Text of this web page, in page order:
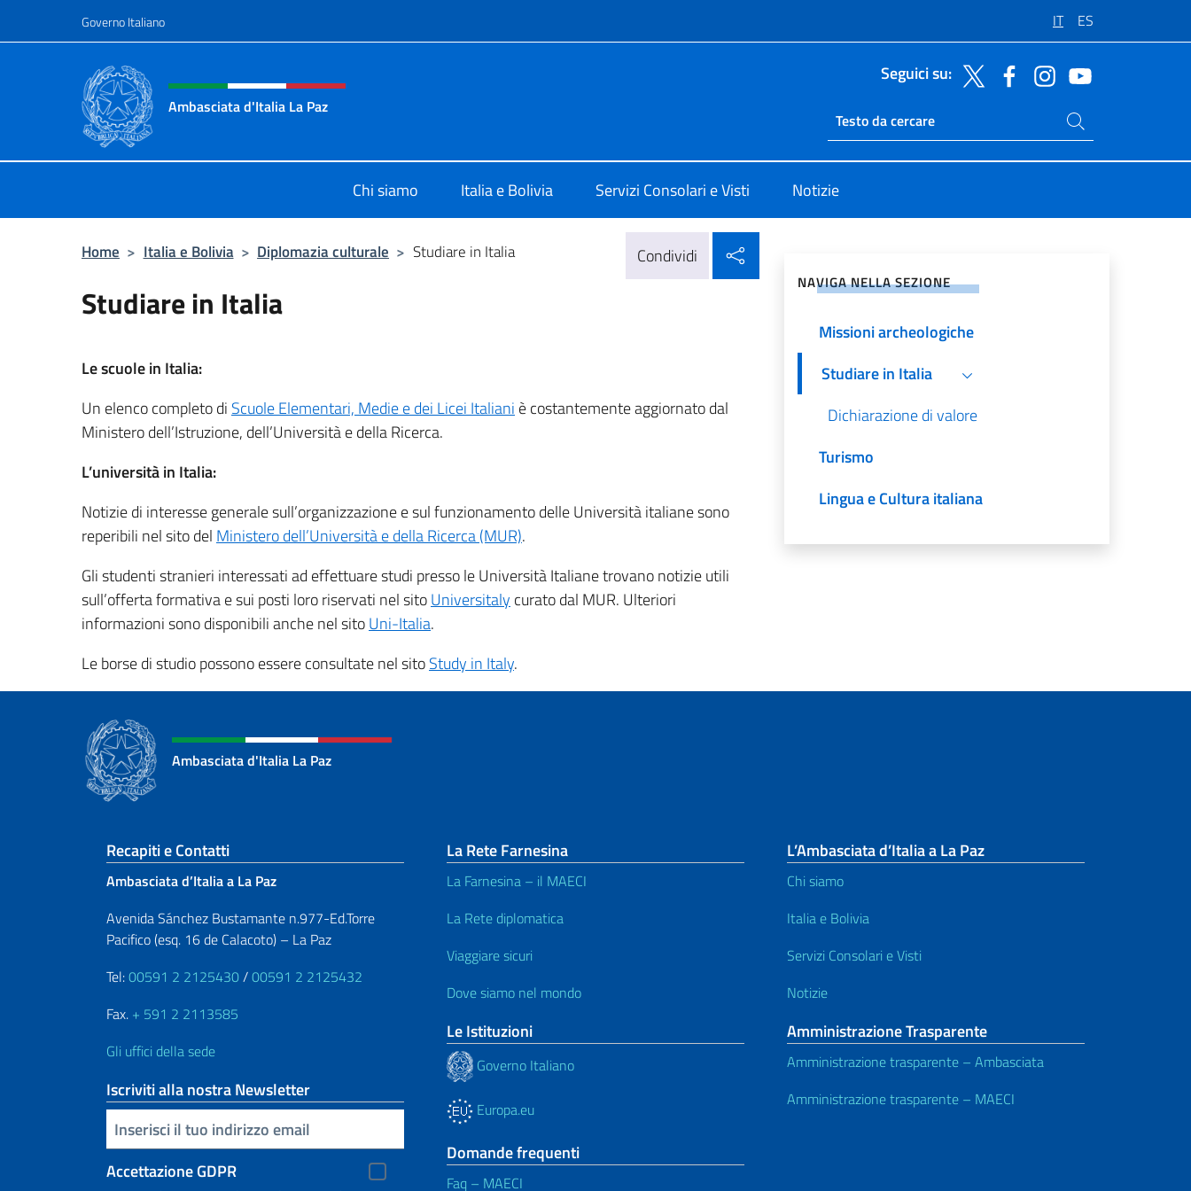
Governo Italiano IT ES
Intestazione sito, social e menù
Ambasciata d'Italia La Paz
Seguici su:
Ricerca sito live
Cerca nel sito
Chi siamo Italia e Bolivia Servizi Consolari e Visti Notizie
Home > Italia e Bolivia > Diplomazia culturale > Studiare in Italia Condividi
Studiare in Italia
Le scuole in Italia:
Un elenco completo di Scuole Elementari, Medie e dei Licei Italiani è costantemente aggiornato dal
Ministero dell’Istruzione, dell’Università e della Ricerca.
L’università in Italia:
Notizie di interesse generale sull’organizzazione e sul funzionamento delle Università italiane sono
reperibili nel sito del Ministero dell’Università e della Ricerca (MUR).
Gli studenti stranieri interessati ad effettuare studi presso le Università Italiane trovano notizie utili
sull’offerta formativa e sui posti loro riservati nel sitoUniversitaly curato dal MUR. Ulteriori
informazioni sono disponibili anche nel sitoUni-Italia.
Le borse di studio possono essere consultate nel sitoStudy in Italy.
NAVIGA NELLA SEZIONE
Missioni archeologiche
Studiare in Italia
Dichiarazione di valore
Turismo
Lingua e Cultura italiana
Ambasciata d'Italia La Paz
Sezione footer
Recapiti e Contatti
Ambasciata d’Italia a La Paz
Avenida Sánchez Bustamante n.977-Ed.Torre
Pacifico (esq. 16 de Calacoto) – La Paz
Tel:00591 2 2125430/00591 2 2125432
Fax. + 591 2 2113585
Gli uffici della sede
Iscriviti alla nostra Newsletter
Inserisci la tua email
Accettazione GDPR
La Rete Farnesina
La Farnesina – il MAECI
La Rete diplomatica
Viaggiare sicuri
Dove siamo nel mondo
Le Istituzioni
Governo Italiano
Europa.eu
Domande frequenti
Faq – MAECI
L’Ambasciata d’Italia a La Paz
Chi siamo
Italia e Bolivia
Servizi Consolari e Visti
Notizie
Amministrazione Trasparente
Amministrazione trasparente – Ambasciata
Amministrazione trasparente – MAECI